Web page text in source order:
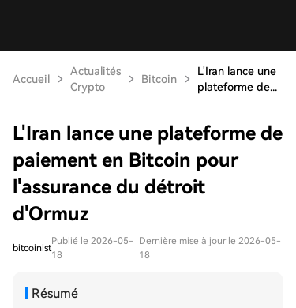
Accueil
Actualités
Crypto
Bitcoin
L'Iran lance une
plateforme de...
L'Iran lance une plateforme de
paiement en Bitcoin pour
l'assurance du détroit
d'Ormuz
bitcoinist
Publié le 2026-05-
18
Dernière mise à jour le 2026-05-
18
Résumé